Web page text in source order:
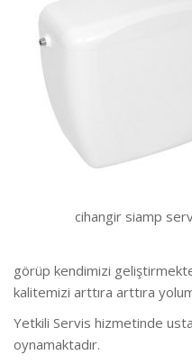
cihangir siamp
görüp kendimizi
kalitemizi arttıra arttıra
Yetkili Servis hizmetinde
oynamaktadır.